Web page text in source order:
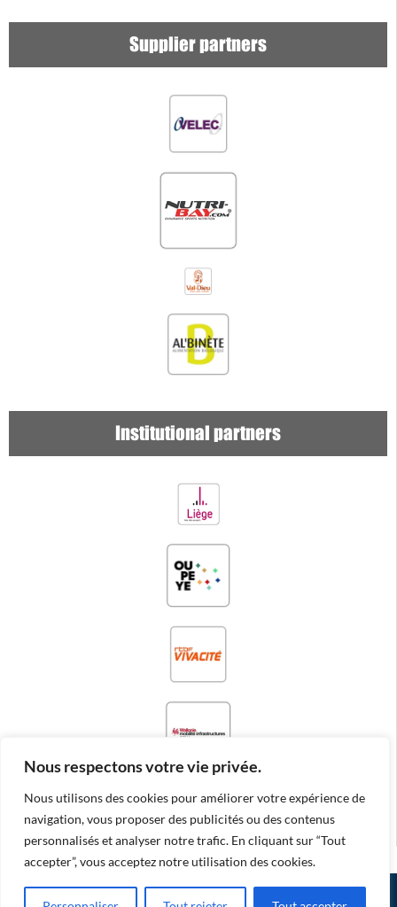
Nous respectons votre vie privée.
Nous utilisons des cookies pour améliorer votre expérience de
navigation, vous proposer des publicités ou des contenus
personnalisés et analyser notre trafic. En cliquant sur “Tout
accepter”, vous acceptez notre utilisation des cookies.
Supplier partners
Institutional partners
© ZATOPEK MAGAZINE | POWERED BY RESIZE THE DAY